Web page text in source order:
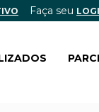
Faça seu